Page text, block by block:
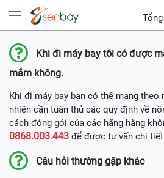
Khi đi máy bay tôi có được
mắm không.
Khi đi máy bay bạn có thể mang theo
nhiên cần tuân thủ các quy định về
cách đóng gói của các hãng hàng
0868.003.443 để được tư vấn chi
Câu hỏi thường gặp khác